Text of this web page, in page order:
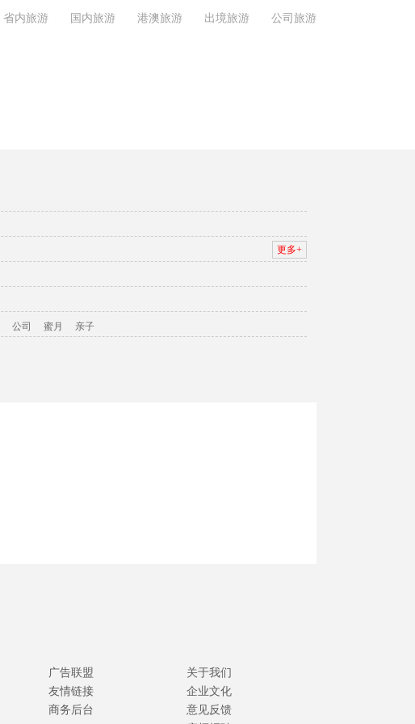
省内旅游 国内旅游 港澳旅游 出境旅游 公司旅游
更多+
公司 蜜月 亲子
广告联盟
友情链接
商务后台
关于我们
企业文化
意见反馈